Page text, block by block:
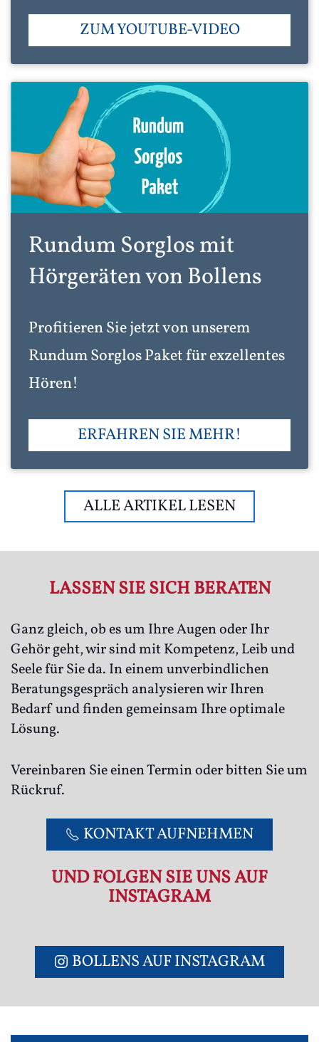
ZUM YOUTUBE-VIDEO
Rundum Sorglos mit
Hörgeräten von Bollens
Profitieren Sie jetzt von unserem
Rundum Sorglos Paket für exzellentes
Hören!
ERFAHREN SIE MEHR!
ALLE ARTIKEL LESEN
LASSEN SIE SICH BERATEN
Ganz gleich, ob es um Ihre Augen oder Ihr
Gehör geht, wir sind mit Kompetenz, Leib und
Seele für Sie da. In einem unverbindlichen
Beratungsgespräch analysieren wir Ihren
Bedarf und finden gemeinsam Ihre optimale
Lösung.
Vereinbaren Sie einen Termin oder bitten Sie um
Rückruf.
KONTAKT AUFNEHMEN
UND FOLGEN SIE UNS AUF
INSTAGRAM
BOLLENS AUF INSTAGRAM